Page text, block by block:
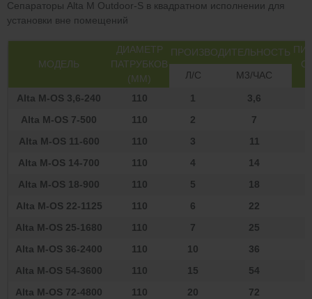
Сепараторы Alta M Outdoor-S в квадратном исполнении для
установки вне помещений
МОДЕЛЬ
ДИАМЕТР
ПАТРУБКОВ
(ММ)
ПРОИЗВОДИТЕЛЬНОСТЬ
Л/С М3/ЧАС
Alta М-OS 3,6-240 110 1 3,6
Alta М-OS 7-500
110 2 7
Alta М-OS 11-600
110 3 11
Alta М-OS 14-700
110 4 14
Alta М-OS 18-900
110 5 18
Alta М-OS 22-1125
110 6 22
Alta М-OS 25-1680
110 7 25
Alta М-OS 36-2400
110 10 36
Alta М-OS 54-3600
110 15 54
Alta М-OS 72-4800
110 20 72